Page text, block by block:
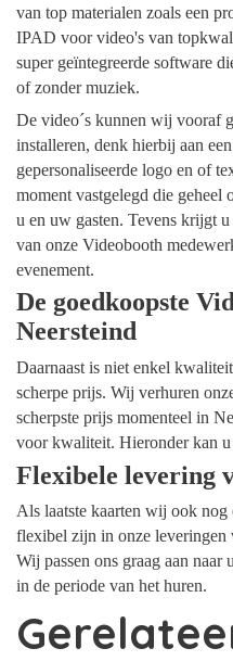
van top materialen zoals een
IPAD voor video's van
super geïntegreerde software
of zonder muziek.
De video´s kunnen wij vooraf
installeren, denk hierbij aan
gepersonaliseerde logo en of
moment vastgelegd die
u en uw gasten. Tevens krijgt
van onze Videobooth
evenement.
De goedkoopste
Neersteind
Daarnaast is niet enkel
scherpe prijs. Wij verhuren
scherpste prijs momenteel in
voor kwaliteit. Hieronder kan
Flexibele levering
Als laatste kaarten wij ook
flexibel zijn in onze
Wij passen ons graag aan
in de periode van het huren.